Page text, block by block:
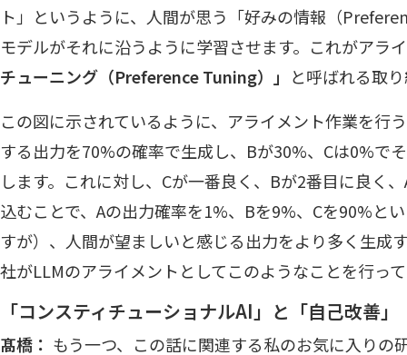
ト」というように、人間が思う「好みの情報（
モデルがそれに沿うように学習させます。これがアラ
チューニング（Preference Tuning）」 と呼ばれる取
この図に示されているように、アライメント作業を行
する出力を70%の確率で生成し、Bが30%、Cは0%で
します。これに対し、Cが一番良く、Bが2番目に良く
込むことで、Aの出力確率を1%、Bを9%、Cを90%と
すが）、人間が望ましいと感じる出力をより多く生成
社がLLMのアライメントとしてこのようなことを行っ
「コンスティチューショナルAI」と「自己改善」
髙橋： もう一つ、この話に関連する私のお気に入り